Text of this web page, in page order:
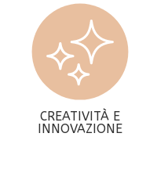
CREATIVITÀ E
INNOVAZIONE